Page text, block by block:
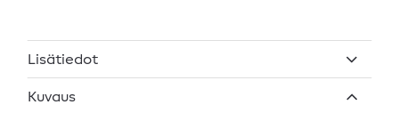
Lisätiedot
Kuvaus